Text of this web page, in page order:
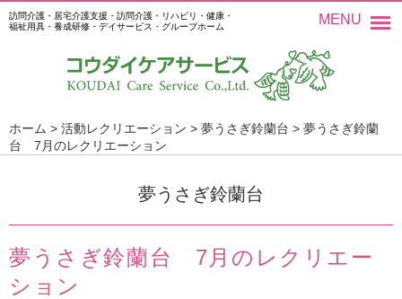
訪問介護・居宅介護支援・訪問介護・リハビリ・健康・
福祉用具・養成研修・デイサービス・グループホーム
MENU
ホーム > 活動レクリエーション > 夢うさぎ鈴蘭台 > 夢うさぎ鈴蘭
台 7月のレクリエーション
夢うさぎ鈴蘭台
夢うさぎ鈴蘭台 7月のレクリエー
ション